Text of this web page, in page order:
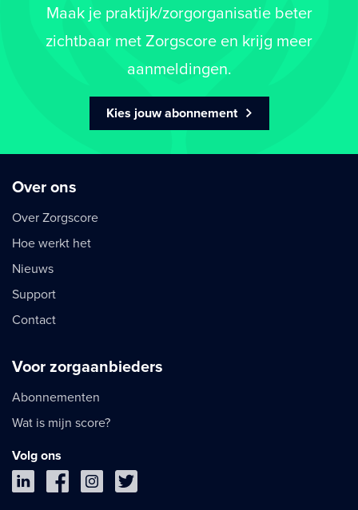
Maak je praktijk/zorgorganisatie beter
zichtbaar met Zorgscore en krijg meer
aanmeldingen.
Kies jouw abonnement
Over ons
Over Zorgscore
Hoe werkt het
Nieuws
Support
Contact
Voor zorgaanbieders
Abonnementen
Wat is mijn score?
Volg ons